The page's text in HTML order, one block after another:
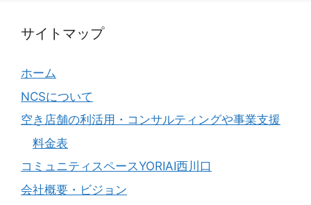
サイトマップ
ホーム
NCSについて
空き店舗の利活用・コンサルティングや事業支援
料金表
コミュニティスペースYORIAI西川口
会社概要・ビジョン